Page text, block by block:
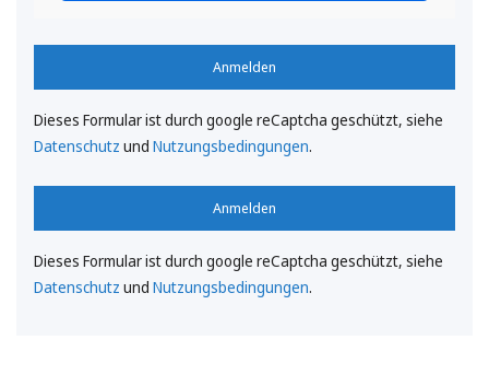
Anmelden
Dieses Formular ist durch google reCaptcha geschützt, siehe
Datenschutz und Nutzungsbedingungen.
Anmelden
Dieses Formular ist durch google reCaptcha geschützt, siehe
Datenschutz und Nutzungsbedingungen.